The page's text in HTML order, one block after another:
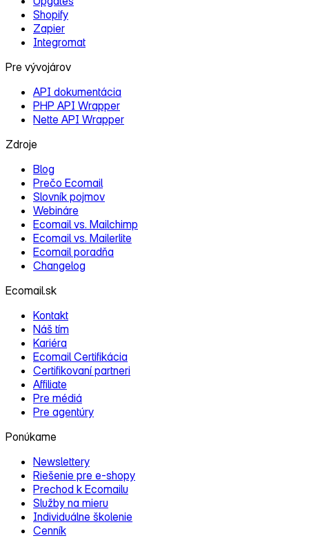
Shopify
Zapier
Integromat
Pre vývojárov
API dokumentácia
PHP API Wrapper
Nette API Wrapper
Zdroje
Blog
Prečo Ecomail
Slovník pojmov
Webináre
Ecomail vs. Mailchimp
Ecomail vs. Mailerlite
Ecomail poradňa
Changelog
Ecomail.sk
Kontakt
Náš tím
Kariéra
Ecomail Certifikácia
Certifikovaní partneri
Affiliate
Pre médiá
Pre agentúry
Ponúkame
Newslettery
Riešenie pre e‑shopy
Prechod k Ecomailu
Služby na mieru
Individuálne školenie
Cenník